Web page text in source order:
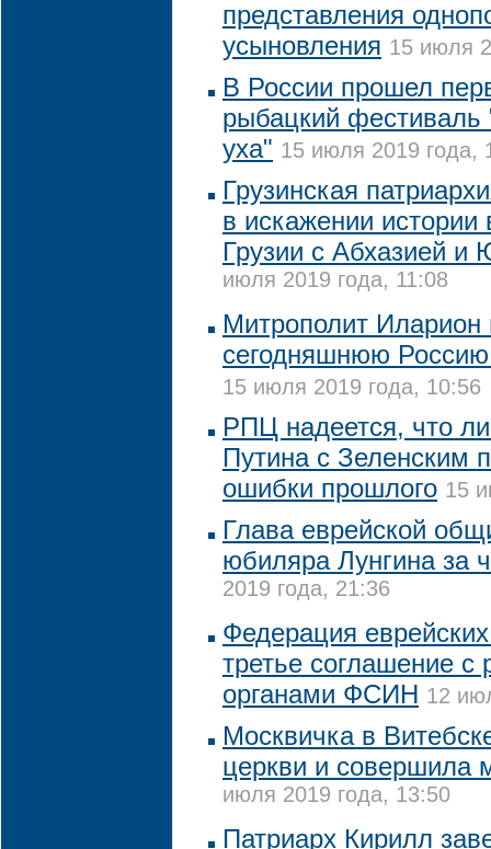
представления
усыновления 15 июля
В России прошел
рыбацкий фестиваль
уха" 15 июля 2019 года,
Грузинская
в искажении
Грузии с Абхазией и
июля 2019 года, 11:08
Митрополит Иларион
сегодняшнюю
15 июля 2019 года, 10:56
РПЦ надеется, что
Путина с Зеленским
ошибки прошлого 15
Глава еврейской
юбиляра Лунгина за
2019 года, 21:36
Федерация
третье соглашение с
органами ФСИН 12
Москвичка в
церкви и совершила
июля 2019 года, 13:50
Патриарх Кирилл